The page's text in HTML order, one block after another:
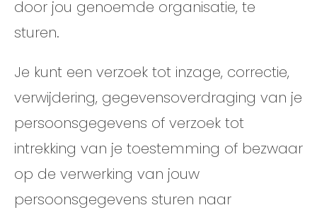
door jou genoemde organisatie, te
sturen.
Je kunt een verzoek tot inzage, correctie,
verwijdering, gegevensoverdraging van je
persoonsgegevens of verzoek tot
intrekking van je toestemming of bezwaar
op de verwerking van jouw
persoonsgegevens sturen naar